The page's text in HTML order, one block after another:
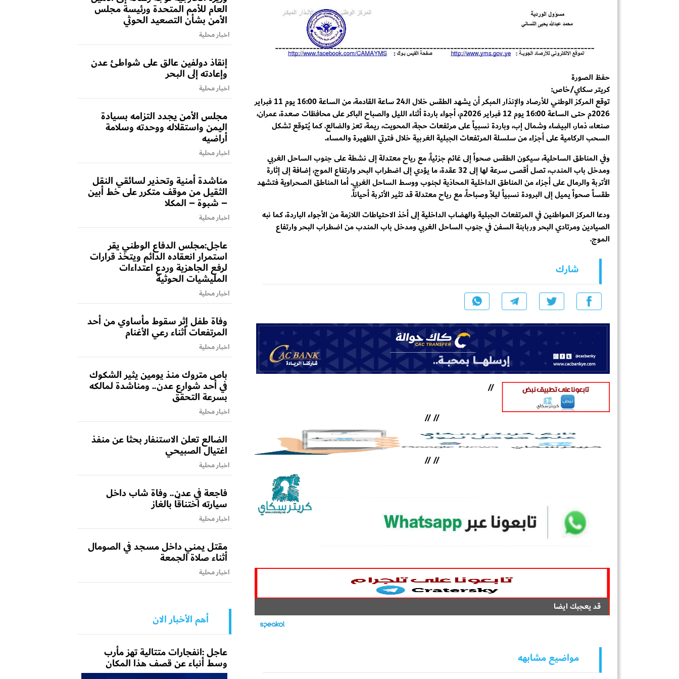
حفظ الصورة
كريتر سكاي/خاص:
توقع المركز الوطني للأرصاد والإنذار المبكر أن يشهد الطقس خلال الـ24 ساعة القادمة، من الساعة 16:00 يوم 11 فبراير
2026م حتى الساعة 16:00 يوم 12 فبراير 2026م، أجواء باردة أثناء الليل والصباح الباكر على محافظات صعدة، عمران،
صنعاء، ذمار، البيضاء وشمال إب، وباردة نسبياً على مرتفعات حجة، المحويت، ريمة، تعز والضالع. كما يُتوقع تشكل
السحب الركامية على أجزاء من سلسلة المرتفعات الجبلية الغربية خلال فترتي الظهيرة والمساء.
وفي المناطق الساحلية، سيكون الطقس صحواً إلى غائم جزئياً، مع رياح معتدلة إلى نشطة على جنوب الساحل الغربي
ومدخل باب المندب، تصل أقصى سرعة لها إلى 32 عقدة، ما يؤدي إلى اضطراب البحر وارتفاع الموج، إضافة إلى إثارة
الأتربة والرمال على أجزاء من المناطق الداخلية المحاذية لجنوب ووسط الساحل الغربي. أما المناطق الصحراوية فتشهد
طقساً صحواً يميل إلى البرودة نسبياً ليلاً وصباحاً، مع رياح معتدلة قد تثير الأتربة أحياناً.
ودعا المركز المواطنين في المرتفعات الجبلية والهضاب الداخلية إلى أخذ الاحتياطات اللازمة من الأجواء الباردة، كما نبه
الصيادين ومرتادي البحر وربابنة السفن في جنوب الساحل الغربي ومدخل باب المندب من اضطراب البحر وارتفاع
الموج.
شارك
//
//
//
//
//
قد يعجبك ايضا
مواضيع مشابهه
العام للأمم المتحدة ورئيسة مجلس
الأمن بشأن التصعيد الحوثي
اخبار محلية
إنقاذ دولفين عالق على شواطئ عدن
وإعادته إلى البحر
اخبار محلية
مجلس الأمن يجدد التزامه بسيادة
اليمن واستقلاله ووحدته وسلامة
أراضيه
اخبار محلية
مناشدة أمنية وتحذير لسائقي النقل
الثقيل من موقف متكرر على خط أبين
– شبوة – المكلا
اخبار محلية
عاجل:مجلس الدفاع الوطني يقر
استمرار انعقاده الدائم ويتخذ قرارات
لرفع الجاهزية وردع اعتداءات
المليشيات الحوثية
اخبار محلية
وفاة طفل إثر سقوط مأساوي من أحد
المرتفعات أثناء رعي الأغنام
اخبار محلية
باص متروك منذ يومين يثير الشكوك
في أحد شوارع عدن.. ومناشدة لمالكه
بسرعة التحقق
اخبار محلية
الضالع تعلن الاستنفار بحثا عن منفذ
اغتيال الصبيحي
اخبار محلية
فاجعة في عدن.. وفاة شاب داخل
سيارته اختناقًا بالغاز
اخبار محلية
مقتل يمني داخل مسجد في الصومال
أثناء صلاة الجمعة
اخبار محلية
أهم الأخبار الان
عاجل :انفجارات متتالية تهز مأرب
وسط أنباء عن قصف هذا المكان